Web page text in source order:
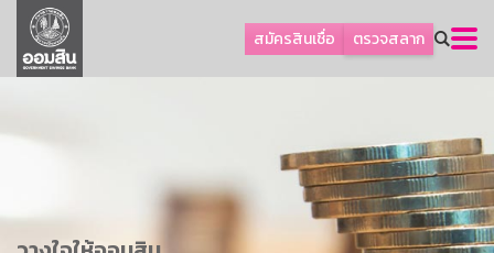
สมัครสินเชื่อ ตรวจสลาก
ลูกค้าธุรกิจ
ลูกค้าผู้ประกอบรายย่อย
ออมเพื่อสุข
เกี่ยวกับธนาคาร
การพัฒนาที่ยั่งยืน